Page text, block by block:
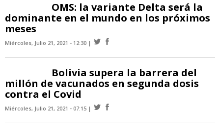
OMS: la variante Delta será la
dominante en el mundo en los próximos
meses
Miércoles, Julio 21, 2021 - 12:30
Bolivia supera la barrera del
millón de vacunados en segunda dosis
contra el Covid
Miércoles, Julio 21, 2021 - 07:15